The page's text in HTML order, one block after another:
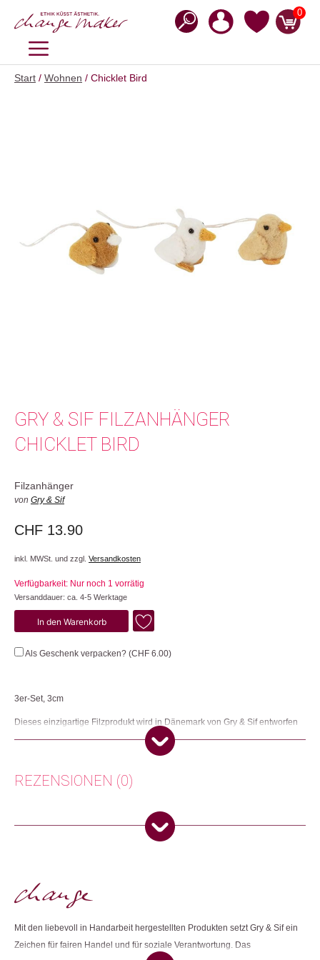
Inhalt
0
MENÜ
Start / Wohnen / Chicklet Bird
GRY & SIF FILZANHÄNGER
CHICKLET BIRD
Filzanhänger
von Gry & Sif
CHF 13.90
inkl. MWSt. und zzgl. Versandkosten
Verfügbarkeit: Nur noch 1 vorrätig
Versanddauer: ca. 4-5 Werktage
Chicklet
Bird
Menge
In den Warenkorb
Als Geschenk verpacken? (CHF 6.00)
3er-Set, 3cm
Dieses einzigartige Filzprodukt wird in Dänemark von Gry & Sif entworfen
und zu 100% in Nepal von sehr erfahrenen nepalesischen Frauen
handgefertigt. Gry & Sif ist ein Fair-Trade-zertifiziertes Unternehmen.
Produktion: Nepal
Dieses Produkt weiterempfehlen:
REZENSIONEN (0)
Es gibt noch keine Rezensionen.
Mit den liebevoll in Handarbeit hergestellten Produkten setzt Gry & Sif ein
Zeichen für fairen Handel und für soziale Verantwortung. Das